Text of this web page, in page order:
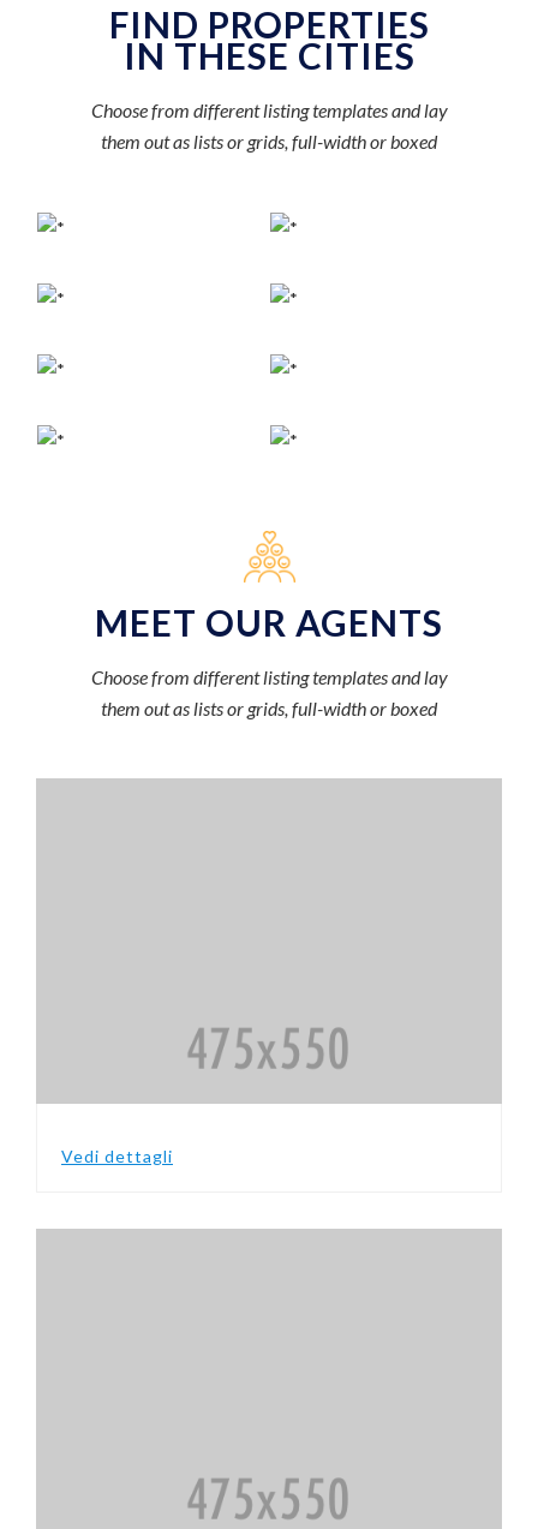
FIND PROPERTIES
IN THESE CITIES
Choose from different listing templates and lay
them out as lists or grids, full-width or boxed
MEET OUR AGENTS
Choose from different listing templates and lay
them out as lists or grids, full-width or boxed
Vedi dettagli